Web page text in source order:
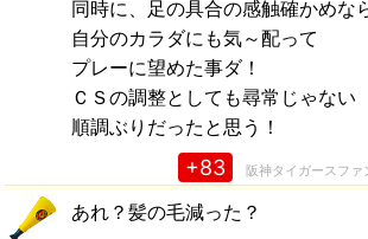
同時に、足の具合の感触確かめな
自分のカラダにも気～配って
プレーに望めた事ダ！
ＣＳの調整としても尋常じゃない
順調ぶりだったと思う！
+83 阪神タイガースファ
あれ？髪の毛減った？